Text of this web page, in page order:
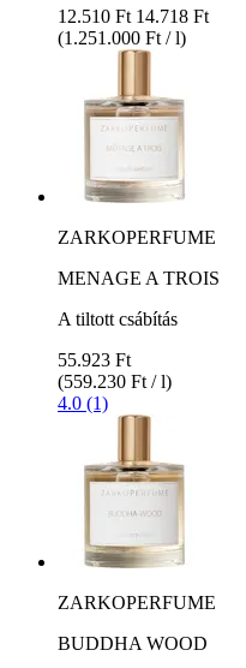
12.510 Ft 14.718 Ft
(1.251.000 Ft / l)
ZARKOPERFUME
MENAGE A TROIS
A tiltott csábítás
55.923 Ft
(559.230 Ft / l)
4.0 (1)
ZARKOPERFUME
BUDDHA WOOD